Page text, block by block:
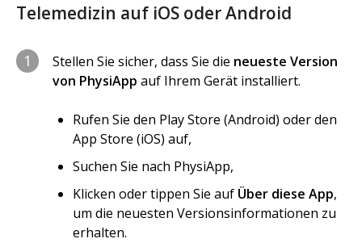
Telemedizin auf iOS oder Android
1 Stellen Sie sicher, dass Sie die neueste Version
von PhysiApp auf Ihrem Gerät installiert.
Rufen Sie den Play Store (Android) oder den
App Store (iOS) auf,
Suchen Sie nach PhysiApp,
Klicken oder tippen Sie auf Über diese App,
um die neuesten Versionsinformationen zu
erhalten.